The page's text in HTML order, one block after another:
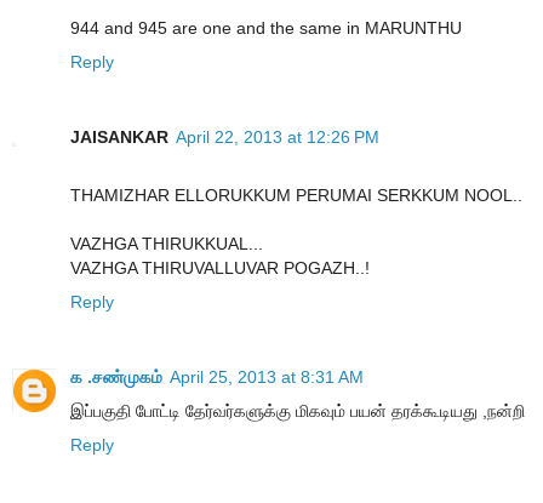
944 and 945 are one and the same in MARUNTHU
Reply
JAISANKAR April 22, 2013 at 12:26 PM
THAMIZHAR ELLORUKKUM PERUMAI SERKKUM NOOL..
VAZHGA THIRUKKUAL...
VAZHGA THIRUVALLUVAR POGAZH..!
Reply
க .சண்முகம் April 25, 2013 at 8:31 AM
இப்பகுதி போட்டி தேர்வர்களுக்கு மிகவும் பயன் தரக்கூடியது ,நன்றி
Reply